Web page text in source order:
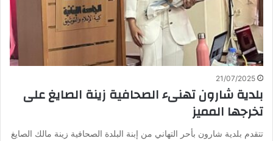
21/07/2025
بلدية شارون تهنىء الصحافية زينة الصايغ على
تخرجها المميز
تتقدم بلدية شارون بأحر التهاني من إبنة البلدة الصحافية زينة مالك الصايغ